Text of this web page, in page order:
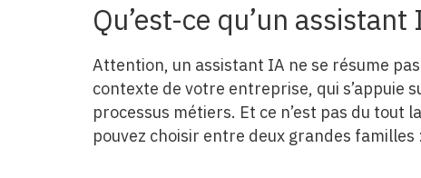
Qu’est-ce qu’un
Attention, un assistant IA ne se résume
contexte de votre entreprise, qui s’appuie
processus métiers. Et ce n’est pas du tout
pouvez choisir entre deux grandes familles :